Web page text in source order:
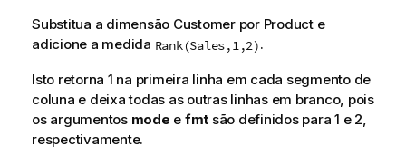
Substitua a dimensão Customer por Product e
adicione a medida Rank(Sales,1,2).
Isto retorna 1 na primeira linha em cada segmento de
coluna e deixa todas as outras linhas em branco, pois
os argumentos mode e fmt são definidos para 1 e 2,
respectivamente.